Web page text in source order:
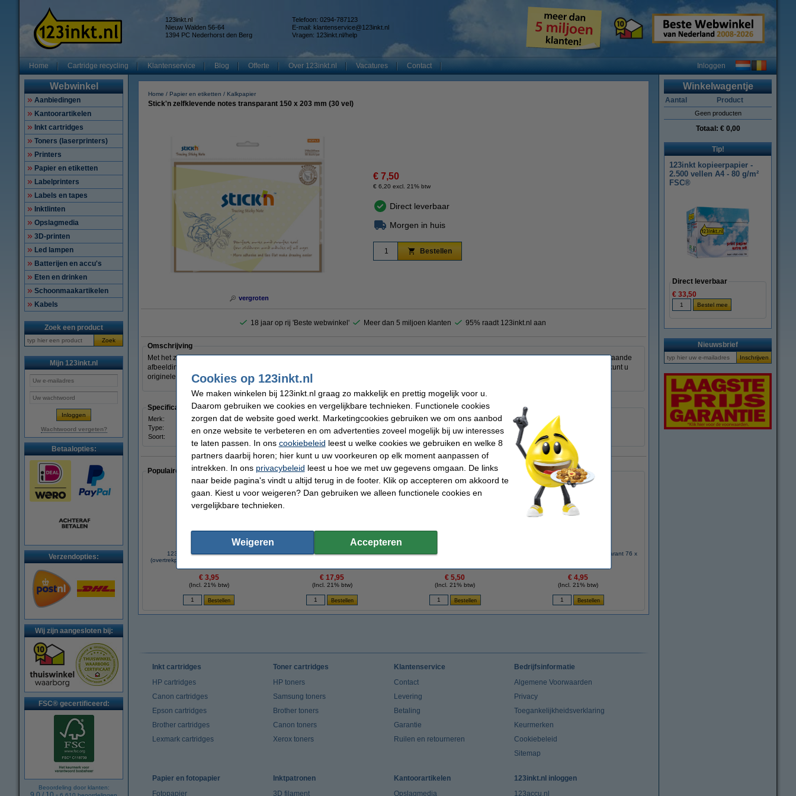
123inkt.nl
Nieuw Walden 56-64
1394 PC Nederhorst den Berg
Telefoon: 0294-787123
E-mail: klantenservice@123inkt.nl
Vragen: 123inkt.nl/help
Home Cartridge recycling Klantenservice Blog Offerte Over 123inkt.nl Vacatures Contact Inloggen
Webwinkel
Aanbiedingen
Kantoorartikelen
Inkt cartridges
Toners (laserprinters)
Printers
Papier en etiketten
Labelprinters
Labels en tapes
Inktlinten
Opslagmedia
3D-printen
Led lampen
Batterijen en accu's
Eten en drinken
Schoonmaakartikelen
Kabels
Zoek een product
Zoek
Mijn 123inkt.nl
Wachtwoord vergeten?
Betaalopties:
Verzendopties:
Wij zijn aangesloten bij:
FSC® gecertificeerd:
Beoordeling door klanten:
Home Papier en etiketten Kalkpapier
Stick'n zelfklevende notes transparant 150 x 203 mm (30 vel)
vergroten
€ 7,50
€ 6,20 excl. 21% btw
Direct leverbaar
Morgen in huis
Bestellen
18 jaar op rij 'Beste webwinkel' Meer dan 5 miljoen klanten 95% raadt 123inkt.nl aan
Omschrijving
Met het zelfklevend overtrekpapier van Stick'n kunt u zelf stickers maken. Teken een eigen ontwerp op het transparante materiaal of trek een bestaande
afbeelding over. Vervolgens hoeft u de tekening alleen nog maar uit te knippen, de achterste laag te verwijderen en uw sticker op te plakken. Zo kunt u
originele decoraties creëren voor het versieren van agenda's, kaarten of cadeaus.
Specificaties
Merk: Stick'n Afmetingen:
150 x 203 mm (LxB)
Type:
note Kleur:
transparant
Soort:
Aantal vel: 30 vel
Populaire artikelen van klanten die dit artikel ook besteld hebben
123inkt gesatineerd kalkpapier
€ 3,95
(Incl. 21% btw)
Aanbieding: 123inkt gesatineerd kalkpapier
€ 17,95
(Incl. 21% btw)
Stick'n zelfklevende notes transparant 150
€ 5,50
(Incl. 21% btw)
Stick'n zelfklevende notes transparant 76 x
€ 4,95
(Incl. 21% btw)
Winkelwagentje
Aantal Product
Geen producten
Totaal: € 0,00
Tip!
123inkt kopieerpapier -
2.500 vellen A4 - 80 g/m²
FSC®
Direct leverbaar
€ 33,50
Nieuwsbrief
Inkt cartridges
HP cartridges
Canon cartridges
Epson cartridges
Brother cartridges
Lexmark cartridges
Toner cartridges
HP toners
Samsung toners
Brother toners
Canon toners
Xerox toners
Klantenservice
Contact
Levering
Betaling
Garantie
Ruilen en retourneren
Bedrijfsinformatie
Algemene Voorwaarden
Privacy
Toegankelijkheidsverklaring
Keurmerken
Cookiebeleid
Sitemap
Papier en fotopapier
Fotopapier
Inktpatronen
3D filament
Kantoorartikelen
Opslagmedia
123inkt.nl inloggen
123accu.nl
Cookies op 123inkt.nl
We maken winkelen bij 123inkt.nl graag zo makkelijk en prettig mogelijk voor u.
Daarom gebruiken we cookies en vergelijkbare technieken. Functionele cookies
zorgen dat de website goed werkt. Marketingcookies gebruiken we om ons aanbod
en onze website te verbeteren en om advertenties zoveel mogelijk bij uw interesses
te laten passen. In ons cookiebeleid leest u welke cookies we gebruiken en welke 8
partners daarbij horen; hier kunt u uw voorkeuren op elk moment aanpassen of
intrekken. In ons privacybeleid leest u hoe we met uw gegevens omgaan. De links
naar beide pagina's vindt u altijd terug in de footer. Klik op accepteren om akkoord te
gaan. Kiest u voor weigeren? Dan gebruiken we alleen functionele cookies en
vergelijkbare technieken.
Weigeren Accepteren